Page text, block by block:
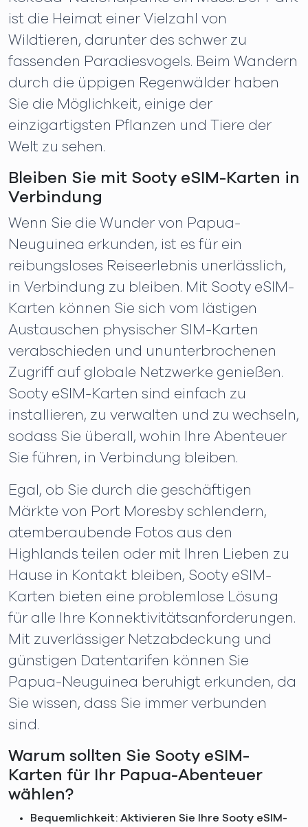
ist die Heimat einer Vielzahl von
Wildtieren, darunter des schwer zu
fassenden Paradiesvogels. Beim Wandern
durch die üppigen Regenwälder haben
Sie die Möglichkeit, einige der
einzigartigsten Pflanzen und Tiere der
Welt zu sehen.
Bleiben Sie mit Sooty eSIM-Karten in
Verbindung
Wenn Sie die Wunder von Papua-
Neuguinea erkunden, ist es für ein
reibungsloses Reiseerlebnis unerlässlich,
in Verbindung zu bleiben. Mit Sooty eSIM-
Karten können Sie sich vom lästigen
Austauschen physischer SIM-Karten
verabschieden und ununterbrochenen
Zugriff auf globale Netzwerke genießen.
Sooty eSIM-Karten sind einfach zu
installieren, zu verwalten und zu wechseln,
sodass Sie überall, wohin Ihre Abenteuer
Sie führen, in Verbindung bleiben.
Egal, ob Sie durch die geschäftigen
Märkte von Port Moresby schlendern,
atemberaubende Fotos aus den
Highlands teilen oder mit Ihren Lieben zu
Hause in Kontakt bleiben, Sooty eSIM-
Karten bieten eine problemlose Lösung
für alle Ihre Konnektivitätsanforderungen.
Mit zuverlässiger Netzabdeckung und
günstigen Datentarifen können Sie
Papua-Neuguinea beruhigt erkunden, da
Sie wissen, dass Sie immer verbunden
sind.
Warum sollten Sie Sooty eSIM-
Karten für Ihr Papua-Abenteuer
wählen?
Bequemlichkeit: Aktivieren Sie Ihre Sooty eSIM-